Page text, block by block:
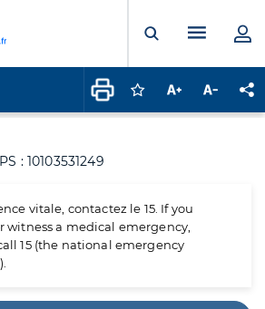
Ouvrir laMenu
Connectez-vous
Augmenter la
: 10103531249
vitale, contactez le 15. If you
witness a medical emergency,
15 (the national emergency